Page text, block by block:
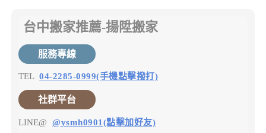
台中搬家推薦-揚陞搬家
服務專線
TEL 04-2285-0999(手機點擊撥打)
社群平台
LINE@ @ysmh0901(點擊加好友)